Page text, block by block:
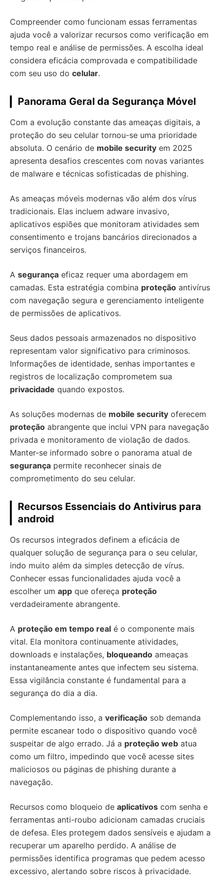
Compreender como funcionam essas ferramentas
ajuda você a valorizar recursos como verificação em
tempo real e análise de permissões. A escolha ideal
considera eficácia comprovada e compatibilidade
com seu uso do celular.
Panorama Geral da Segurança Móvel
Com a evolução constante das ameaças digitais, a
proteção do seu celular tornou-se uma prioridade
absoluta. O cenário de mobile security em 2025
apresenta desafios crescentes com novas variantes
de malware e técnicas sofisticadas de phishing.
As ameaças móveis modernas vão além dos vírus
tradicionais. Elas incluem adware invasivo,
aplicativos espiões que monitoram atividades sem
consentimento e trojans bancários direcionados a
serviços financeiros.
A segurança eficaz requer uma abordagem em
camadas. Esta estratégia combina proteção antivírus
com navegação segura e gerenciamento inteligente
de permissões de aplicativos.
Seus dados pessoais armazenados no dispositivo
representam valor significativo para criminosos.
Informações de identidade, senhas importantes e
registros de localização comprometem sua
privacidade quando expostos.
As soluções modernas de mobile security oferecem
proteção abrangente que inclui VPN para navegação
privada e monitoramento de violação de dados.
Manter-se informado sobre o panorama atual de
segurança permite reconhecer sinais de
comprometimento do seu celular.
Recursos Essenciais do Antivirus para
android
Os recursos integrados definem a eficácia de
qualquer solução de segurança para o seu celular,
indo muito além da simples detecção de vírus.
Conhecer essas funcionalidades ajuda você a
escolher um app que ofereça proteção
verdadeiramente abrangente.
A proteção em tempo real é o componente mais
vital. Ela monitora continuamente atividades,
downloads e instalações, bloqueando ameaças
instantaneamente antes que infectem seu sistema.
Essa vigilância constante é fundamental para a
segurança do dia a dia.
Complementando isso, a verificação sob demanda
permite escanear todo o dispositivo quando você
suspeitar de algo errado. Já a proteção web atua
como um filtro, impedindo que você acesse sites
maliciosos ou páginas de phishing durante a
navegação.
Recursos como bloqueio de aplicativos com senha e
ferramentas anti-roubo adicionam camadas cruciais
de defesa. Eles protegem dados sensíveis e ajudam a
recuperar um aparelho perdido. A análise de
permissões identifica programas que pedem acesso
excessivo, alertando sobre riscos à privacidade.